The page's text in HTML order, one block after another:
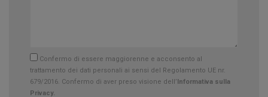
Confermo di essere maggiorenne e acconsento al
trattamento dei dati personali ai sensi del Regolamento UE nr.
679/2016. Confermo di aver preso visione dell’Informativa sulla
Privacy.